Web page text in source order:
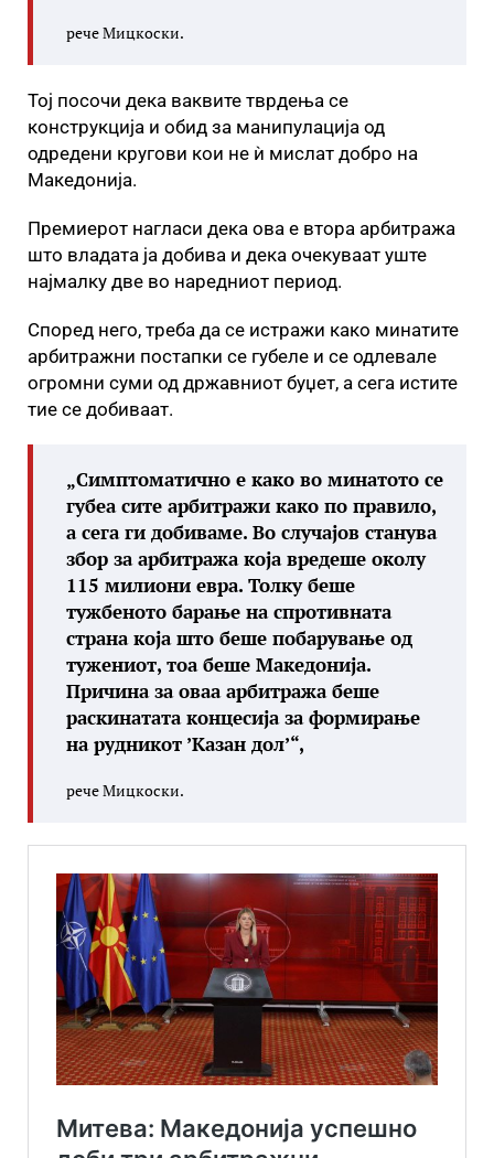
рече Мицкоски.
Тој посочи дека ваквите тврдења се
конструкција и обид за манипулација од
одредени кругови кои не ѝ мислат добро на
Македонија.
Премиерот нагласи дека ова е втора арбитража
што владата ја добива и дека очекуваат уште
најмалку две во наредниот период.
Според него, треба да се истражи како минатите
арбитражни постапки се губеле и се одлевале
огромни суми од државниот буџет, а сега истите
тие се добиваат.
„Симптоматично е како во минатото се
губеа сите арбитражи како по правило,
а сега ги добиваме. Во случајов станува
збор за арбитража која вредеше околу
115 милиони евра. Толку беше
тужбеното барање на спротивната
страна која што беше побарување од
тужениот, тоа беше Македонија.
Причина за оваа арбитража беше
раскинатата концесија за формирање
на рудникот ’Казан дол’“,
рече Мицкоски.